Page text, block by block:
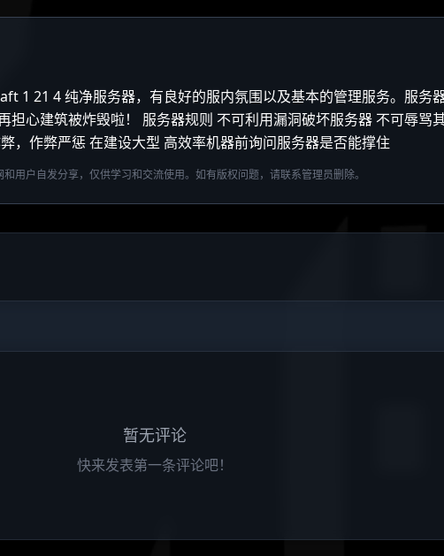
1 21 4 纯净服务器，有良好的服内氛围以及基本的管理服务。服务
担心建筑被炸毁啦！ 服务器规则 不可利用漏洞破坏服务器 不可辱骂
，作弊严惩 在建设大型 高效率机器前询问服务器是否能撑住
用户自发分享，仅供学习和交流使用。如有版权问题，请联系管理员删除。
暂无评论
快来发表第一条评论吧！